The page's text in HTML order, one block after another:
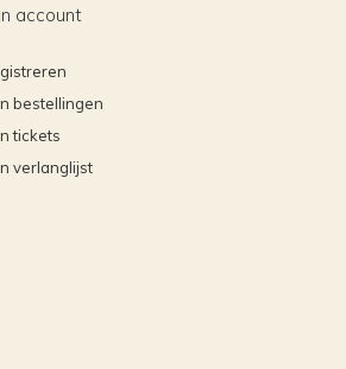
account
bestellingen
tickets
verlanglijst